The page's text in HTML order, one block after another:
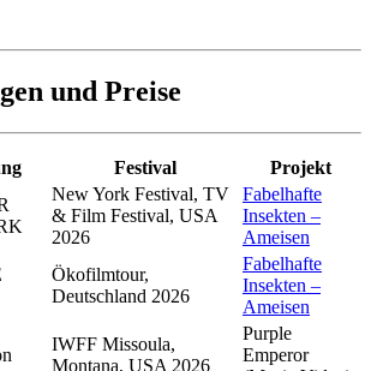
und Preise
Festival Projekt
New York Festival, TV
& Film Festival, USA
2026
Fabelhafte
Insekten –
Ameisen
Ökofilmtour,
Deutschland 2026
Fabelhafte
Insekten –
Ameisen
IWFF Missoula,
Montana, USA 2026
Purple
Emperor